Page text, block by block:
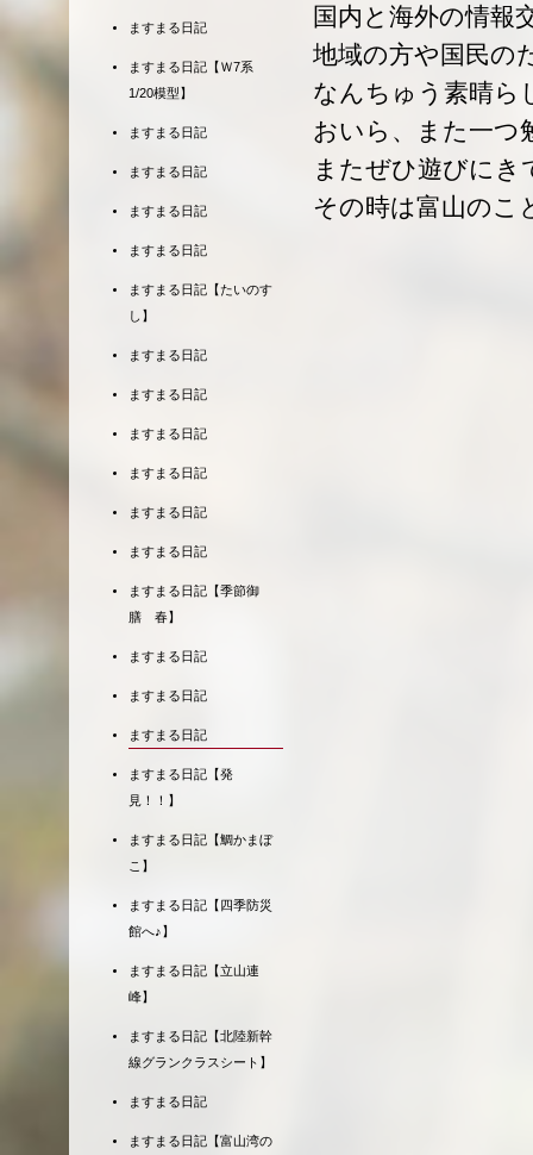
国内と海外の情報
地域の方や国民の
なんちゅう素晴ら
おいら、また一つ
またぜひ遊びにき
その時は富山のこ
ますまる日記
ますまる日記【Ｗ7系
1/20模型】
ますまる日記
ますまる日記
ますまる日記
ますまる日記
ますまる日記【たいのす
し】
ますまる日記
ますまる日記
ますまる日記
ますまる日記
ますまる日記
ますまる日記
ますまる日記【季節御
膳 春】
ますまる日記
ますまる日記
ますまる日記
ますまる日記【発
見！！】
ますまる日記【鯛かまぼ
こ】
ますまる日記【四季防災
館へ♪】
ますまる日記【立山連
峰】
ますまる日記【北陸新幹
線グランクラスシート】
ますまる日記
ますまる日記【富山湾の